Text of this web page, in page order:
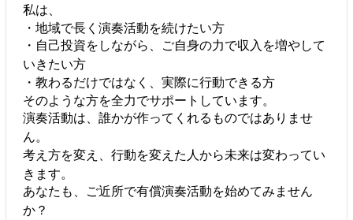
私は、
・地域で長く演奏活動を続けたい方
・自己投資をしながら、ご自身の力で収入を増やして
いきたい方
・教わるだけではなく、実際に行動できる方
そのような方を全力でサポートしています。
演奏活動は、誰かが作ってくれるものではありませ
ん。
考え方を変え、行動を変えた人から未来は変わってい
きます。
あなたも、ご近所で有償演奏活動を始めてみません
か？